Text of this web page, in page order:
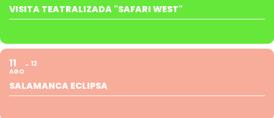
VISITA TEATRALIZADA "SAFARI WEST"
11
AGO
12
SALAMANCA ECLIPSA